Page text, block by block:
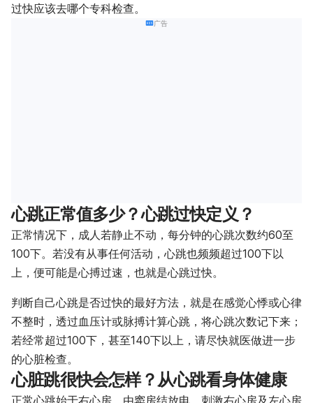
过快应该去哪个专科检查。
广告
心跳正常值多少？心跳过快定义？
正常情况下，成人若静止不动，每分钟的心跳次数约60至
100下。若没有从事任何活动，心跳也频频超过100下以
上，便可能是心搏过速，也就是心跳过快。
判断自己心跳是否过快的最好方法，就是在感觉心悸或心律
不整时，透过血压计或脉搏计算心跳，将心跳次数记下来；
若经常超过100下，甚至140下以上，请尽快就医做进一步
的心脏检查。
心脏跳很快会怎样？从心跳看身体健康